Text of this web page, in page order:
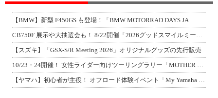
【BMW】新型 F450GS も登場！「BMW MOTORRAD DAYS JA
CB750F 展示や大抽選会も！ 8/22開催「2026グッドスマイルミーティン
【スズキ】「GSX-S/R Meeting 2026」オリジナルグッズの先行販売
10/23・24開催！ 女性ライダー向けツーリングラリー「MOTHER LAKE
【ヤマハ】初心者が主役！ オフロード体験イベント「My Yamaha off-r